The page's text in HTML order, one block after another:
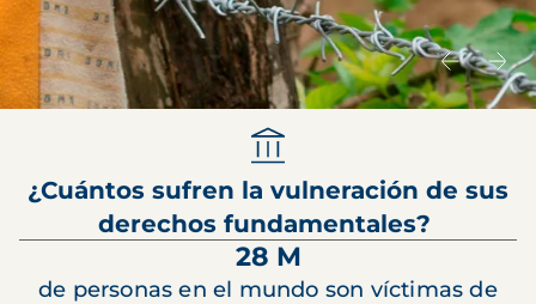
¿Cuántos sufren la vulneración de sus
derechos fundamentales?
28 M
de personas en el mundo son víctimas de